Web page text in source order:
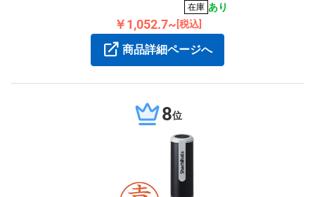
在庫 あり
￥1,052.7~ [税込]
商品詳細ページへ
8位